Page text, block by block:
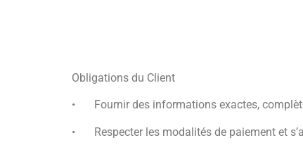
Obligations du Client
• Fournir des informations exactes,
• Respecter les modalités de paiement et